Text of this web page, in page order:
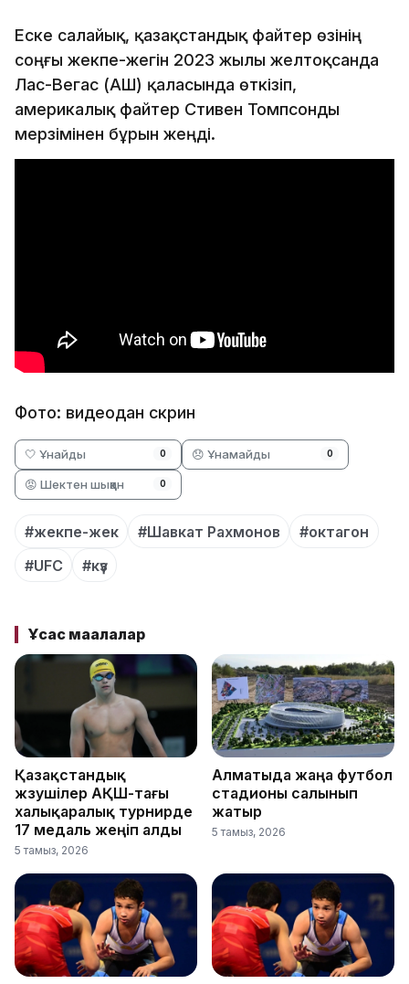
Еске салайық, қазақстандық файтер өзінің
соңғы жекпе-жегін 2023 жылы желтоқсанда
Лас-Вегас (АҚШ) қаласында өткізіп,
америкалық файтер Стивен Томпсонды
мерзімінен бұрын жеңді.
Фото: видеодан скрин
🤍 Ұнайды 0 😞 Ұнамайды 0
😡 Шектен шыққан 0
#жекпе-жек #Шавкат Рахмонов
#октагон
#UFC
#күз
Ұқсас мақалалар
Қазақстандық
жүзушілер АҚШ-тағы
халықаралық турнирде
17 медаль жеңіп алды
5 тамыз, 2026
Алматыда жаңа футбол
стадионы салынып
жатыр
5 тамыз, 2026